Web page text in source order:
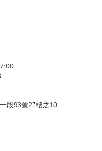
段93號27樓之10